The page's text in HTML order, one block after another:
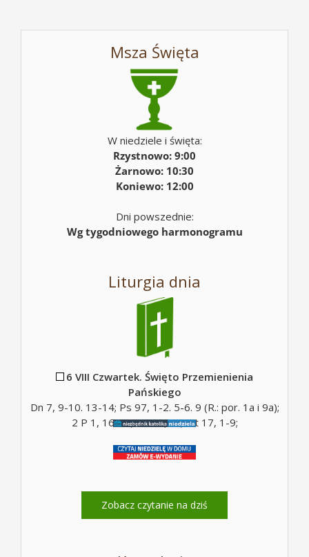
Msza Święta
W niedziele i święta:
Rzystnowo: 9:00
Żarnowo: 10:30
Koniewo: 12:00
Dni powszednie:
Wg tygodniowego harmonogramu
Liturgia dnia
6 VIII Czwartek. Święto Przemienienia
Pańskiego
Dn 7, 9-10. 13-14; Ps 97, 1-2. 5-6. 9 (R.: por. 1a i 9a);
2 P 1, 16-19; Mt 17, 5c; Mt 17, 1-9;
Zobacz czytanie na dziś